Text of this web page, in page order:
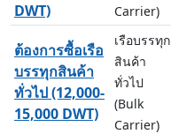
DWT)
Carrier)
ต้องการซื้อเรือ
บรรทุกสินค้า
ทั่วไป (12,000-
15,000 DWT)
เรือบรรทุก
สินค้า
ทั่วไป
(Bulk
Carrier)